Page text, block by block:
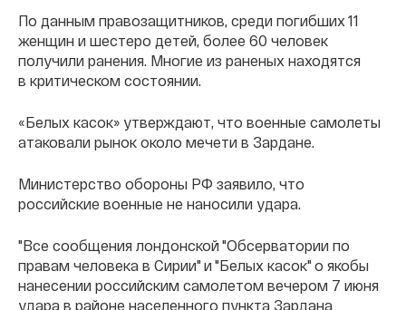
По данным правозащитников, среди погибших 11
женщин и шестеро детей, более 60 человек
получили ранения. Многие из раненых находятся
в критическом состоянии.
«Белых касок» утверждают, что военные самолеты
атаковали рынок около мечети в Зардане.
Министерство обороны РФ заявило, что
российские военные не наносили удара.
"Все сообщения лондонской "Обсерватории по
правам человека в Сирии" и "Белых касок" о якобы
нанесении российским самолетом вечером 7 июня
удара в районе населенного пункта Зардана